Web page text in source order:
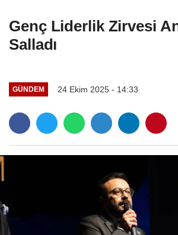
Genç Liderlik Zirvesi
Salladı
GÜNDEM 24 Ekim 2025 - 14:33